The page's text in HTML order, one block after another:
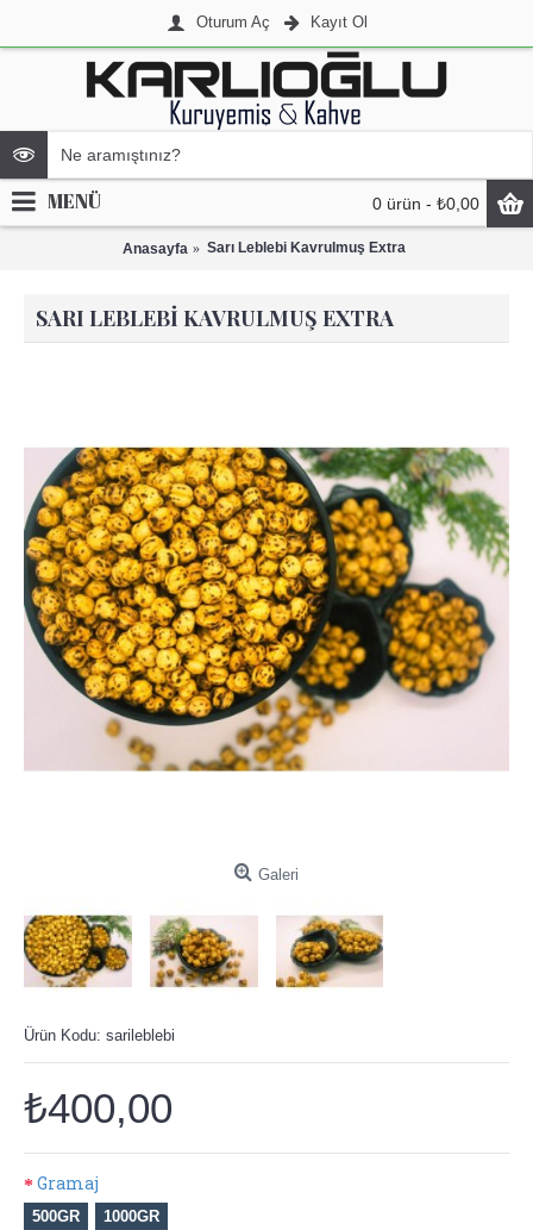
Oturum Aç Kayıt Ol
0 ürün - ₺0,00
MENÜ
Anasayfa Sarı Leblebi Kavrulmuş Extra
SARI LEBLEBI KAVRULMUŞ EXTRA
Galeri
Ürün Kodu: sarileblebi
₺400,00
Gramaj
500GR 1000GR